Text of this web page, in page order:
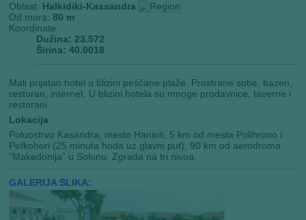
Oblast: Halkidiki-Kassandra
Od mora:80 m
Koordinate
Dužina: 23.572
Širina: 40.0018
Mali prijatan hotel u blizini peščane plaže. Prostrane sobe, bazen,
restoran, internet. U blizini hotela su mnoge prodavnice, taverne i
restorani.
Lokacija
Poluostrvo Kasandra, mesto Hanioti, 5 km od mesta Polihrono i
Pefkohori (25 minuta hoda uz glavni put), 90 km od aerodroma
“Makedonija” u Solunu. Zgrada na tri nivoa.
GALERIJA SLIKA: